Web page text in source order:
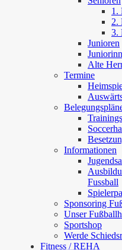
1.
2.
3.
Junioren
Alte
Termine
Informationen
Fussball
Sponsoring
Unser
Sportshop
Werde
Fitness / REHA